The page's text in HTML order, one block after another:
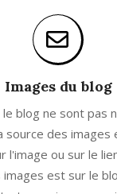
Images du blog
blog ne sont pas
source des images
l'image ou sur le
images est sur le